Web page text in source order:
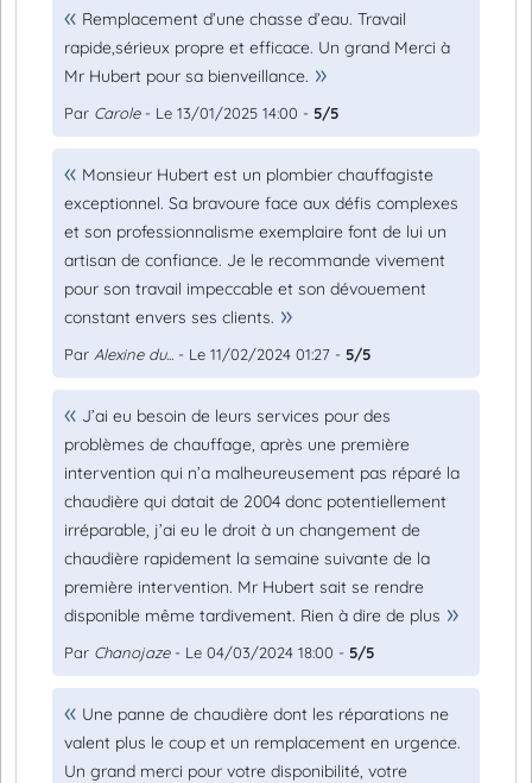
Remplacement d’une chasse d’eau. Travail
rapide,sérieux propre et efficace. Un grand Merci à
Mr Hubert pour sa bienveillance.
Par Carole- Le 13/01/2025 14:00 - 5/5
Monsieur Hubert est un plombier chauffagiste
exceptionnel. Sa bravoure face aux défis complexes
et son professionnalisme exemplaire font de lui un
artisan de confiance. Je le recommande vivement
pour son travail impeccable et son dévouement
constant envers ses clients.
Par Alexine du... - Le 11/02/2024 01:27 - 5/5
J’ai eu besoin de leurs services pour des
problèmes de chauffage, après une première
intervention qui n’a malheureusement pas réparé la
chaudière qui datait de 2004 donc potentiellement
irréparable, j’ai eu le droit à un changement de
chaudière rapidement la semaine suivante de la
première intervention. Mr Hubert sait se rendre
disponible même tardivement. Rien à dire de plus
Par Chanojaze- Le 04/03/2024 18:00 - 5/5
Une panne de chaudière dont les réparations ne
valent plus le coup et un remplacement en urgence.
Un grand merci pour votre disponibilité, votre